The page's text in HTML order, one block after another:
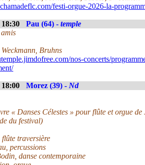
festi-orgue-2026-la-
18:30 Pau (64) - temple
amis
Bruhns
nos-concerts/
18:00 Morez (39) - Nd
« Danses Célestes » pour flûte et orgue de
du festival)
traversière
percussions
danse contemporaine